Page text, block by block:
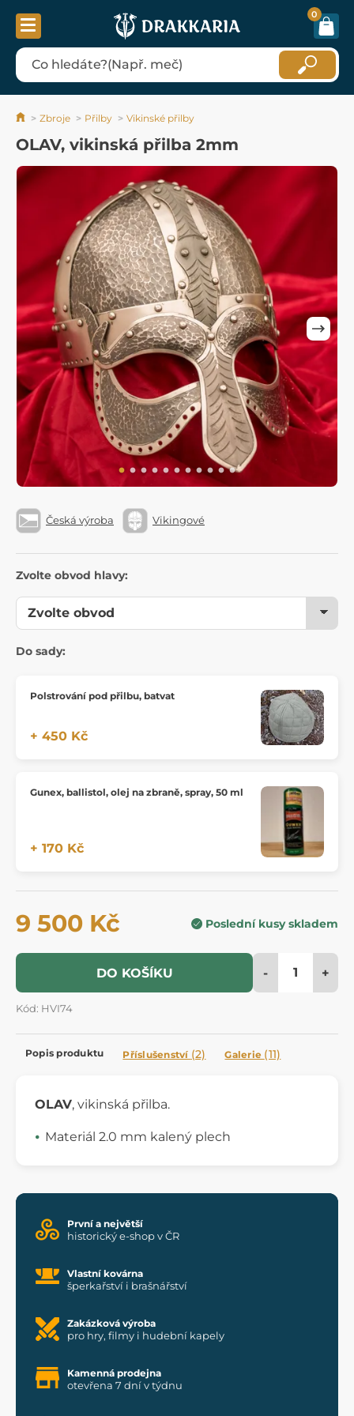
0
Zbroje Přilby Vikinské přilby
OLAV, vikinská přilba 2mm
Česká výroba Vikingové
Zvolte obvod hlavy:
Do sady:
Polstrování pod přilbu, batvat
+ 450 Kč
Gunex, ballistol, olej na zbraně, spray, 50 ml
+ 170 Kč
9 500 Kč Poslední kusy skladem
DO KOŠÍKU - +
Kód: HVI74
Popis produktu Příslušenství (2) Galerie (11)
OLAV, vikinská přilba.
Materiál 2.0 mm kalený plech
První a největší
historický e-shop v ČR
Vlastní kovárna
šperkařství i brašnářství
Zakázková výroba
pro hry, filmy i hudební kapely
Kamenná prodejna
otevřena 7 dní v týdnu